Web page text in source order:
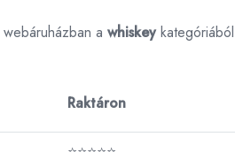
webáruházban a whiskey
Raktáron